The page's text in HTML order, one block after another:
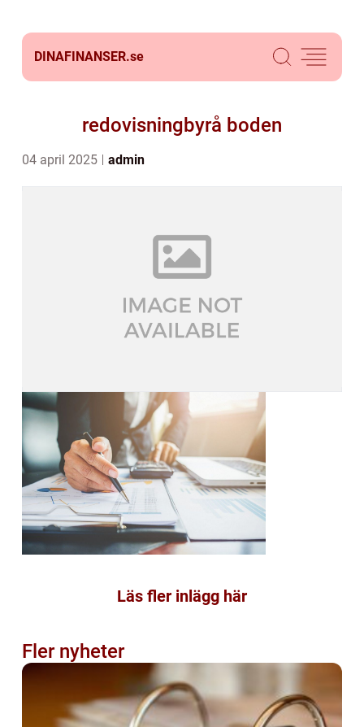
DINAFINANSER.se
redovisningbyrå boden
04 april 2025 admin
Läs fler inlägg här
Fler nyheter